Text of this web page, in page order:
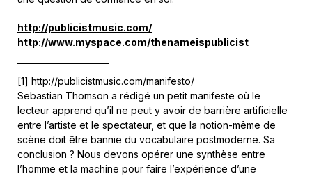
http://publicistmusic.com/
http://www.myspace.com/thenameispublicist
[1] http://publicistmusic.com/manifesto/
Sebastian Thomson a rédigé un petit manifeste où le
lecteur apprend qu’il ne peut y avoir de barrière artificielle
entre l’artiste et le spectateur, et que la notion-même de
scène doit être bannie du vocabulaire postmoderne. Sa
conclusion ? Nous devons opérer une synthèse entre
l’homme et la machine pour faire l’expérience d’une